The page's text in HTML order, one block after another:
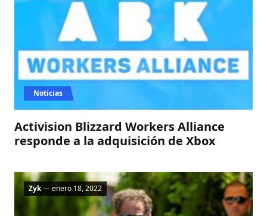
Activision Blizzard Workers Alliance
responde a la adquisición de Xbox
Noticias
Zyk— enero 18, 2022